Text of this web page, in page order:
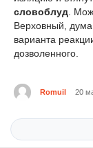
словоблуд .
Верховный,
варианта
дозволенного.
Romuil 20